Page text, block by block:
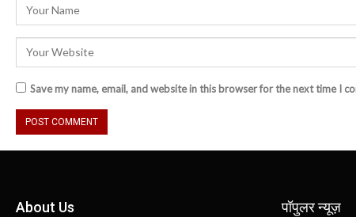
Save my name, email, and website in this browser for the next time I
About Us पॉपुलर न्यूज़